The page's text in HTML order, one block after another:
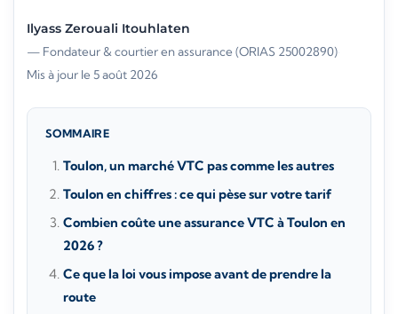
Ilyass Zerouali Itouhlaten
— Fondateur & courtier en assurance (ORIAS 25002890)·
Mis à jour le 5 août 2026
SOMMAIRE
Toulon, un marché VTC pas comme les autres
Toulon en chiffres : ce qui pèse sur votre tarif
Combien coûte une assurance VTC à Toulon en
2026 ?
Ce que la loi vous impose avant de prendre la
route